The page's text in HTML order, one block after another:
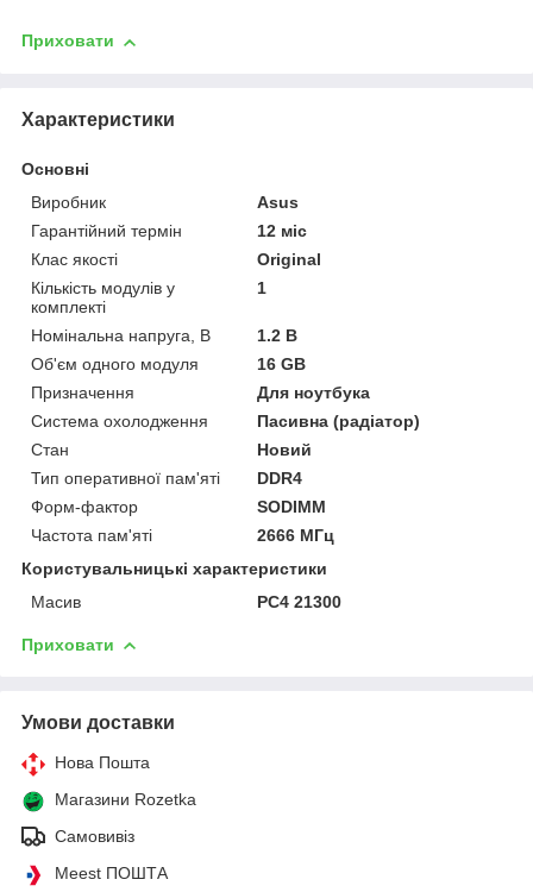
Приховати
Характеристики
Основні
Виробник
Asus
Гарантійний термін
12 міс
Клас якості
Original
Кількість модулів у
комплекті
1
Номінальна напруга, В
1.2 В
Об'єм одного модуля
16 GB
Призначення
Для ноутбука
Система охолодження
Пасивна (радіатор)
Стан
Новий
Тип оперативної пам'яті
DDR4
Форм-фактор
SODIMM
Частота пам'яті
2666 МГц
Користувальницькі характеристики
Масив
PC4 21300
Приховати
Умови доставки
Нова Пошта
Магазини Rozetka
Самовивіз
Meest ПОШТА